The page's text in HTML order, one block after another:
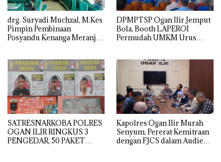
drg. Suryadi Muchzal, M.Kes
Pimpin Pembinaan
Posyandu Kenanga Meranjat
Provinsi
DPMPTSP Ogan Ilir Jemput
Bola, Booth LAPEROI
Permudah UMKM Urus
SATRESNARKOBA POLRES
OGAN ILIR RINGKUS 3
PENGEDAR, 50 PAKET
Kapolres Ogan Ilir Murah
Senyum, Pererat Kemitraan
dengan FJCS dalam Audiensi